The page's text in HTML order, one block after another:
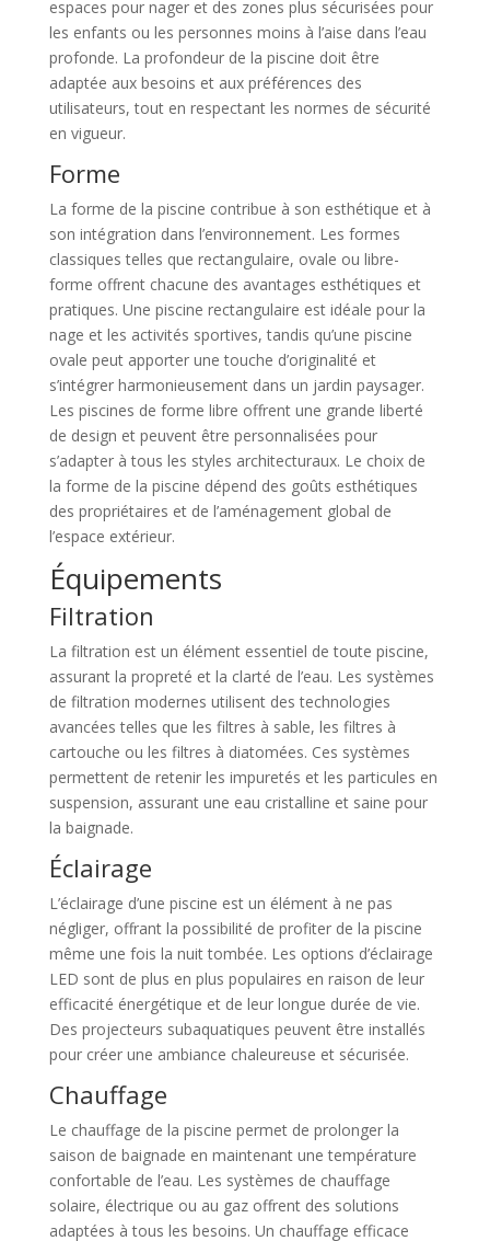
espaces pour nager et des zones plus sécurisées pour
les enfants ou les personnes moins à l’aise dans l’eau
profonde. La profondeur de la piscine doit être
adaptée aux besoins et aux préférences des
utilisateurs, tout en respectant les normes de sécurité
en vigueur.
Forme
La forme de la piscine contribue à son esthétique et à
son intégration dans l’environnement. Les formes
classiques telles que rectangulaire, ovale ou libre-
forme offrent chacune des avantages esthétiques et
pratiques. Une piscine rectangulaire est idéale pour la
nage et les activités sportives, tandis qu’une piscine
ovale peut apporter une touche d’originalité et
s’intégrer harmonieusement dans un jardin paysager.
Les piscines de forme libre offrent une grande liberté
de design et peuvent être personnalisées pour
s’adapter à tous les styles architecturaux. Le choix de
la forme de la piscine dépend des goûts esthétiques
des propriétaires et de l’aménagement global de
l’espace extérieur.
Équipements
Filtration
La filtration est un élément essentiel de toute piscine,
assurant la propreté et la clarté de l’eau. Les systèmes
de filtration modernes utilisent des technologies
avancées telles que les filtres à sable, les filtres à
cartouche ou les filtres à diatomées. Ces systèmes
permettent de retenir les impuretés et les particules en
suspension, assurant une eau cristalline et saine pour
la baignade.
Éclairage
L’éclairage d’une piscine est un élément à ne pas
négliger, offrant la possibilité de profiter de la piscine
même une fois la nuit tombée. Les options d’éclairage
LED sont de plus en plus populaires en raison de leur
efficacité énergétique et de leur longue durée de vie.
Des projecteurs subaquatiques peuvent être installés
pour créer une ambiance chaleureuse et sécurisée.
Chauffage
Le chauffage de la piscine permet de prolonger la
saison de baignade en maintenant une température
confortable de l’eau. Les systèmes de chauffage
solaire, électrique ou au gaz offrent des solutions
adaptées à tous les besoins. Un chauffage efficace